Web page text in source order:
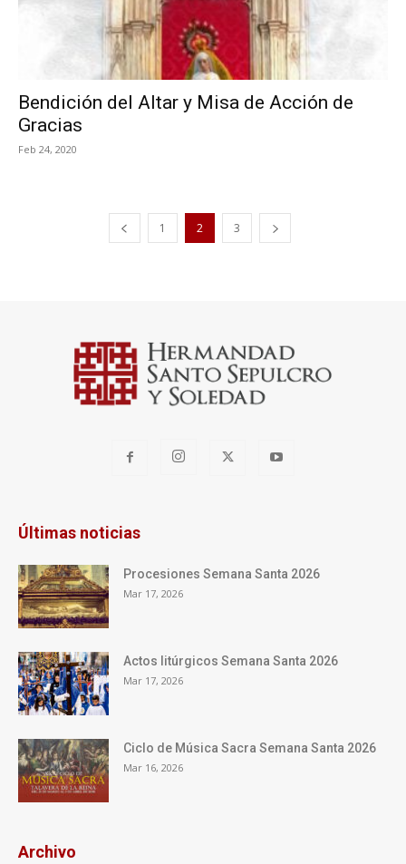
Bendición del Altar y Misa de Acción de
Gracias
Feb 24, 2020
1 2 3
Últimas noticias
Procesiones Semana Santa 2026
Mar 17, 2026
Actos litúrgicos Semana Santa 2026
Mar 17, 2026
Ciclo de Música Sacra Semana Santa 2026
Mar 16, 2026
Archivo